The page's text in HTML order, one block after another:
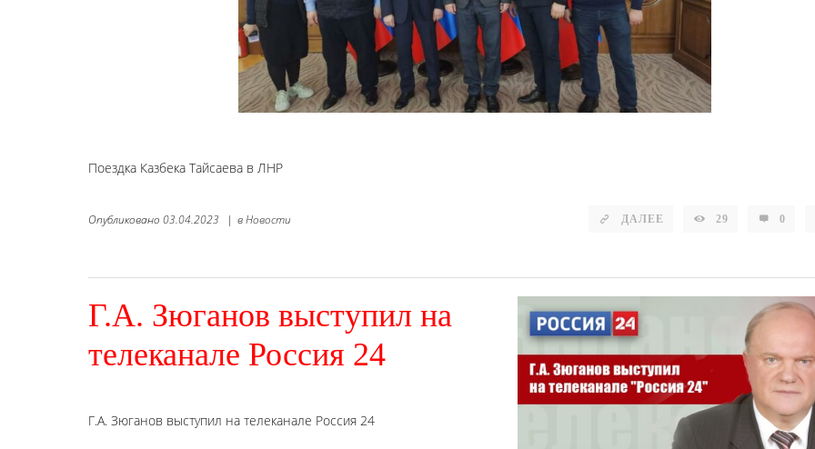
Поездка Казбека Тайсаева в ЛНР
ДАЛЕЕ 29 0
Опубликовано 03.04.2023 | вНовости
Г.А. Зюганов выступил на
телеканале Россия 24
Г.А. Зюганов выступил на телеканале Россия 24